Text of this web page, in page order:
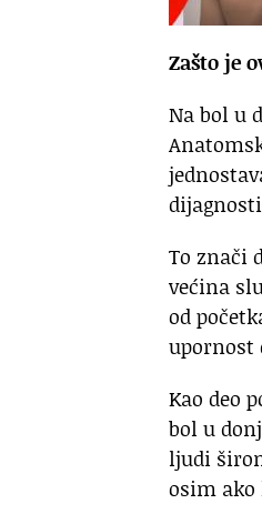
Zašto je
Na bol u
To znači
većina
od
upornost
Kao deo
bol u
ljudi
osim